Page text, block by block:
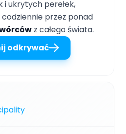
i ukrytych perełek,
przez ponad
z całego świata.
odkrywać